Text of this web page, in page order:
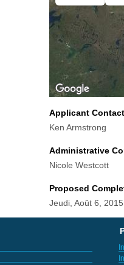
Applicant
Ken Armstrong
Administrative
Nicole Westcott
Proposed
Jeudi, Août 6, 2015